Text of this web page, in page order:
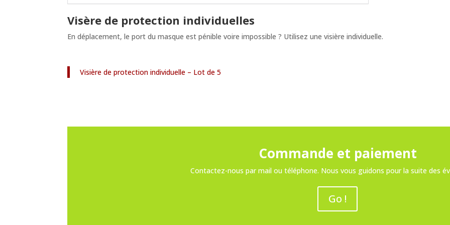
Visère de protection individuelles
En déplacement, le port du masque est pénible voire impossible ? Utilisez une visière individuelle.
Visière de protection individuelle – Lot de 5
Commande et paiement
Contactez-nous par mail ou téléphone. Nous vous guidons pour la suite des
Go !